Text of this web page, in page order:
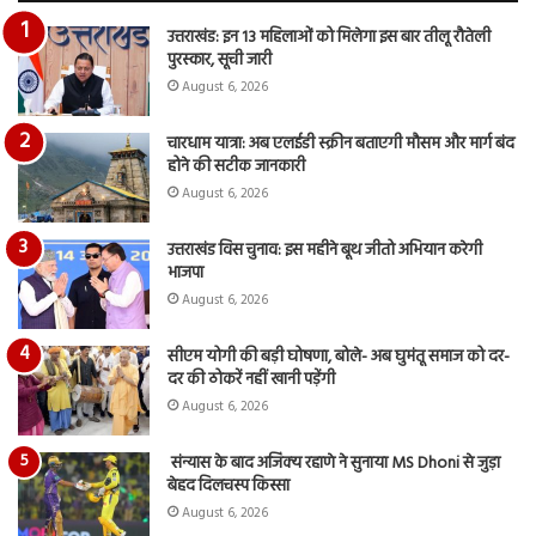
उत्तराखंड: इन 13 महिलाओं को मिलेगा इस बार तीलू रौतेली
पुरस्कार, सूची जारी
August 6, 2026
चारधाम यात्रा: अब एलईडी स्क्रीन बताएगी मौसम और मार्ग बंद
होने की सटीक जानकारी
August 6, 2026
उत्तराखंड विस चुनाव: इस महीने बूथ जीतो अभियान करेगी
भाजपा
August 6, 2026
सीएम योगी की बड़ी घोषणा, बोले- अब घुमंतू समाज को दर-
दर की ठोकरें नहीं खानी पड़ेंगी
August 6, 2026
संन्यास के बाद अजिंक्‍य रहाणे ने सुनाया MS Dhoni से जुड़ा
बेहद दिलचस्प किस्सा
August 6, 2026